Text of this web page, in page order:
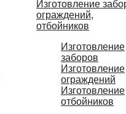
Изготовление
ограждений,
отбойников
Изготовление
заборов
Изготовление
ограждений
Изготовление
отбойников